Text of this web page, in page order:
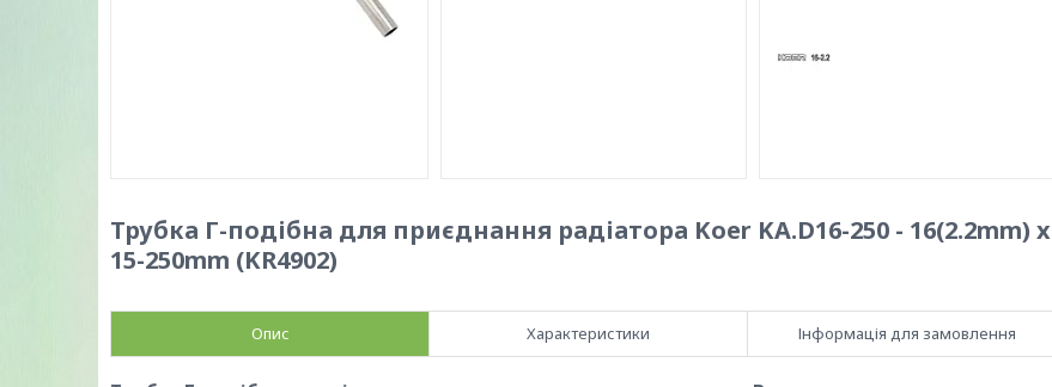
Трубка Г-подібна для приєднання радіатора Koer KA.D16-250 - 16(2.2mm) x
15-250mm (KR4902)
Опис Характеристики Інформація для замовлення